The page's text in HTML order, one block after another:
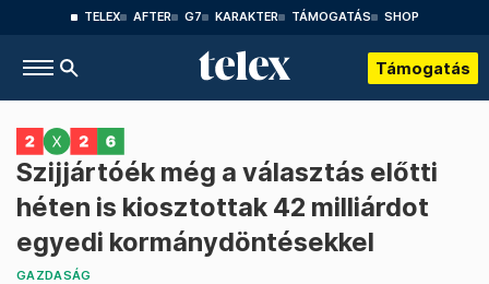
TELEX AFTER G7 KARAKTER TÁMOGATÁS SHOP
Támogatás
Szijjártóék még a választás előtti
héten is kiosztottak 42 milliárdot
egyedi kormánydöntésekkel
GAZDASÁG